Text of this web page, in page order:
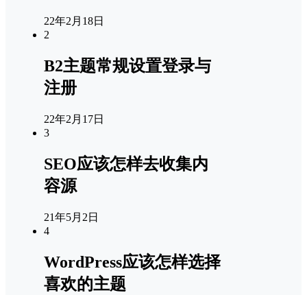
22年2月18日
2
B2主题常规设置登录与
注册
22年2月17日
3
SEO应该怎样去收集内
容源
21年5月2日
4
WordPress应该怎样选择
喜欢的主题